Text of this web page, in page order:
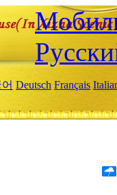
Deutsch Français